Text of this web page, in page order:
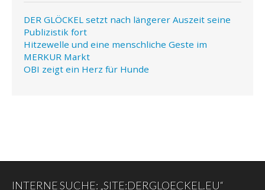
DER GLÖCKEL setzt nach längerer Auszeit seine
Publizistik fort
Hitzewelle und eine menschliche Geste im
MERKUR Markt
OBI zeigt ein Herz für Hunde
INTERNE SUCHE: „SITE:DERGLOECKEL.EU“